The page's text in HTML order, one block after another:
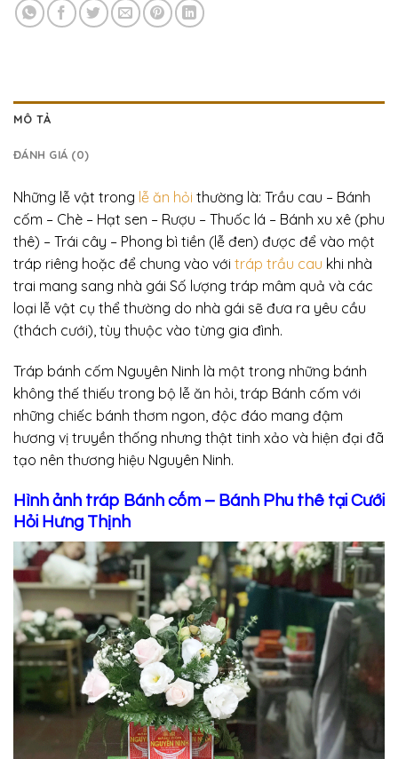
MÔ TẢ
ĐÁNH GIÁ (0)
Những lễ vật trong lễ ăn hỏi thường là: Trầu cau – Bánh
cốm – Chè – Hạt sen – Rượu – Thuốc lá – Bánh xu xê (phu
thê) – Trái cây – Phong bì tiền (lễ đen) được để vào một
tráp riêng hoặc để chung vào với tráp trầu cau khi nhà
trai mang sang nhà gái Số lượng tráp mâm quả và các
loại lễ vật cụ thể thường do nhà gái sẽ đưa ra yêu cầu
(thách cưới), tùy thuộc vào từng gia đình.
Tráp bánh cốm Nguyên Ninh là một trong những bánh
không thế thiếu trong bộ lễ ăn hỏi, tráp Bánh cốm với
những chiếc bánh thơm ngon, độc đáo mang đậm
hương vị truyền thống nhưng thật tinh xảo và hiện đại đã
tạo nên thương hiệu Nguyên Ninh.
Hình ảnh tráp Bánh cốm – Bánh Phu thê tại Cưới
Hỏi Hưng Thịnh